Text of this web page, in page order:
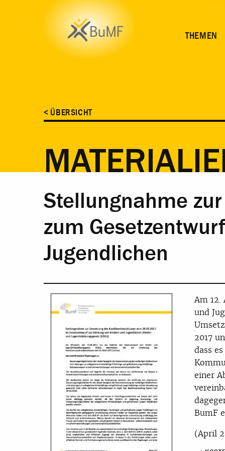
THEMEN
< ÜBERSICHT
INHALT
Stellungnahme
zum
Jugendlichen
Am
und
2017
dass
einer
BumF
(April